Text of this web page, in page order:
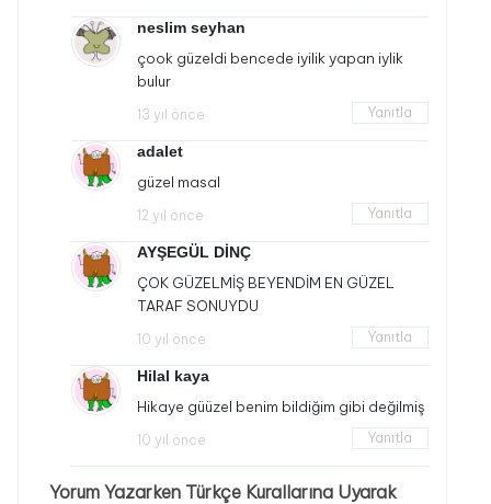
neslim seyhan
çook güzeldi bencede iyilik yapan iylik
bulur
13 yıl önce Yanıtla
adalet
güzel masal
12 yıl önce Yanıtla
AYŞEGÜL DİNÇ
ÇOK GÜZELMİŞ BEYENDİM EN GÜZEL
TARAF SONUYDU
10 yıl önce Yanıtla
Hilal kaya
Hikaye güüzel benim bildiğim gibi değilmiş
10 yıl önce Yanıtla
Yorum Yazarken Türkçe Kurallarına Uyarak